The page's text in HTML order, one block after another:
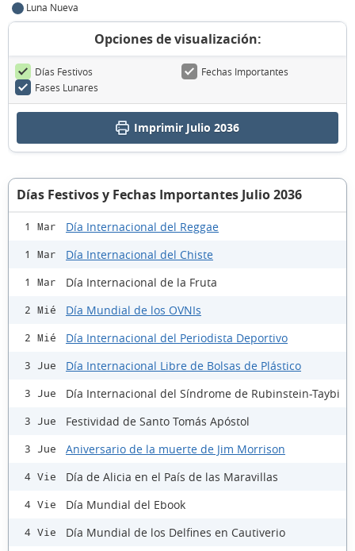
Luna Nueva
Opciones de visualización:
Días Festivos
Fechas Importantes
Fases Lunares
Imprimir Julio 2036
Días Festivos y Fechas Importantes Julio 2036
1 Mar Día Internacional del Reggae
1 Mar Día Internacional del Chiste
1 Mar Día Internacional de la Fruta
2 Mié Día Mundial de los OVNIs
2 Mié Día Internacional del Periodista Deportivo
3 Jue Día Internacional Libre de Bolsas de Plástico
3 Jue Día Internacional del Síndrome de Rubinstein-Taybi
3 Jue Festividad de Santo Tomás Apóstol
3 Jue Aniversario de la muerte de Jim Morrison
4 Vie Día de Alicia en el País de las Maravillas
4 Vie Día Mundial del Ebook
4 Vie Día Mundial de los Delfines en Cautiverio